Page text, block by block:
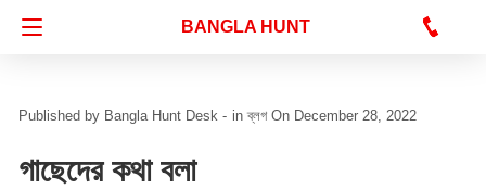
BANGLA HUNT
Bangla Hunt Desk - in ব্লগ On December 28, 2022
গাছেদের কথা বলা